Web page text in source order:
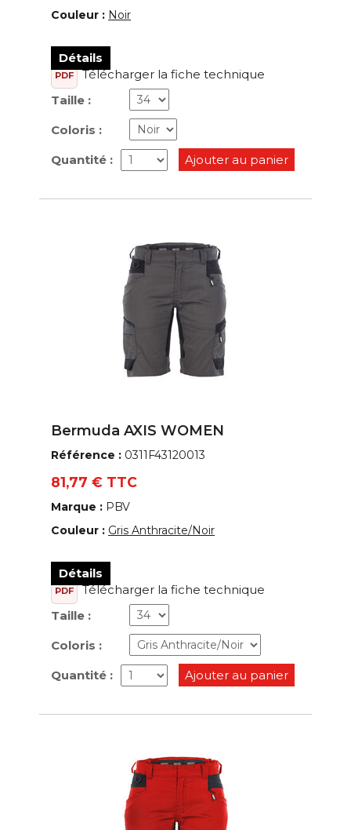
Couleur : Noir
Détails
PDF
Télécharger la fiche technique
Taille :
Coloris :
Quantité : Ajouter au panier
Bermuda AXIS WOMEN
Référence : 0311F43120013
81,77 € TTC
Marque : PBV
Couleur : Gris Anthracite/Noir
Détails
PDF
Télécharger la fiche technique
Taille :
Coloris :
Quantité : Ajouter au panier